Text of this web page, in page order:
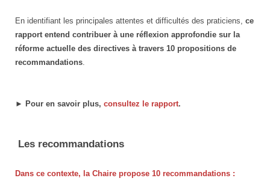
En identifiant les principales attentes et difficultés des praticiens, ce
rapport entend contribuer à une réflexion approfondie sur la
réforme actuelle des directives à travers 10 propositions de
recommandations.
► Pour en savoir plus, consultez le rapport.
Les recommandations
Dans ce contexte, la Chaire propose 10 recommandations :